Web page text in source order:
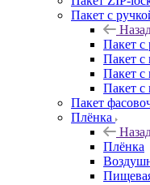
Пакет с
Пакет с
Пакет с
Пакет с
Пакет с
Пакет
Плёнка
Плёнка